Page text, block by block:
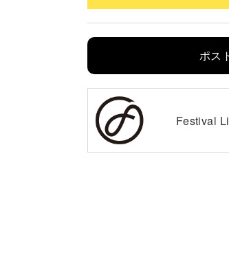
ポス
Festival